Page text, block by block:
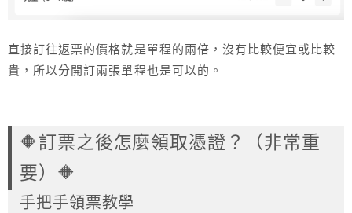
直接訂往返票的價格就是單程的兩倍，沒有比較便宜或比較
貴，所以分開訂兩張單程也是可以的。
🔶訂票之後怎麼領取憑證？（非常重
要）🔶
手把手領票教學